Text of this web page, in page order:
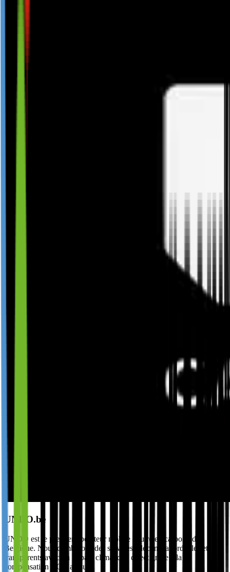
UNDO.be
UNDO est le premier opérateur mobile neutre en carbone de
Belgique. Nous combinons des services télécoms abordables et
transparents avec un impact climatique direct grâce à la
compensation CO₂, au su…